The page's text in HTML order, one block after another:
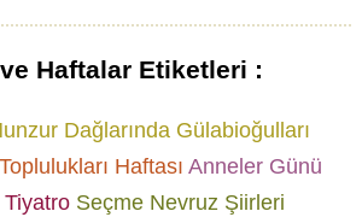
Haftalar Etiketleri :
Dağlarında Gülabioğulları
Haftası Anneler Günü
TiyatroSeçme Nevruz Şiirleri